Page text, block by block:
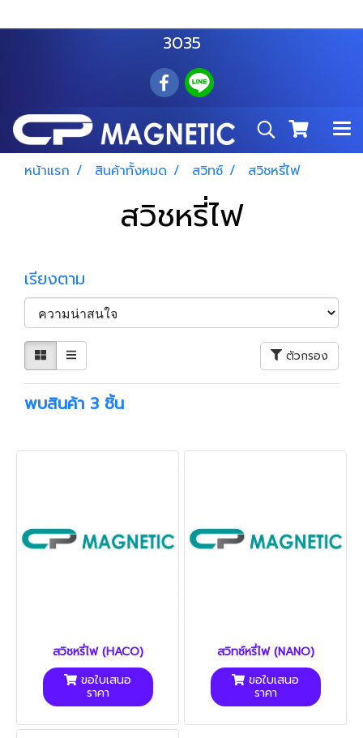
3035
หน้าแรก สินค้าทั้งหมด สวิทซ์ สวิชหรี่ไฟ
สวิชหรี่ไฟ
เรียงตาม
ตัวกรอง
พบสินค้า 3 ชิ้น
สวิชหรี่ไฟ (HACO)
ขอใบเสนอ
ราคา
สวิทซ์หรี่ไฟ (NANO)
ขอใบเสนอ
ราคา